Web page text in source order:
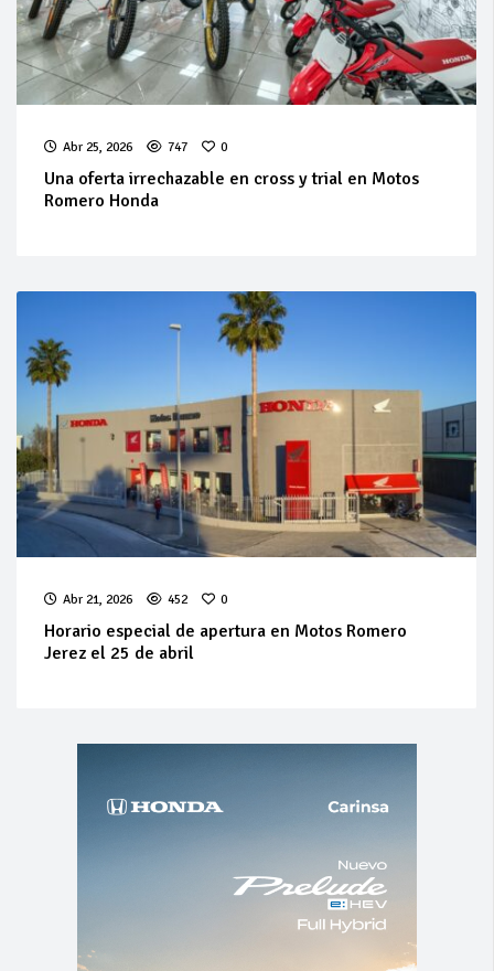
Abr 25, 2026 747 0
Una oferta irrechazable en cross y trial en Motos
Romero Honda
Abr 21, 2026 452 0
Horario especial de apertura en Motos Romero
Jerez el 25 de abril